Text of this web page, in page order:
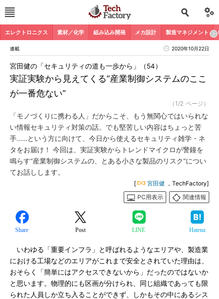
エレクトロニクス 素材／化学 組み込み開発 メカ設計 製造マネジメント
連載 2020年10月22日
実証実験から見えてくる“産業制御システムのここ
が一番危ない”
宮田健の「セキュリティの道も一歩から」（54）
（1/2 ページ）
「モノづくりに携わる人」だからこそ、もう無関心ではいられな
い情報セキュリティ対策の話。でも堅苦しい内容はちょっと苦
手……という方に向けて、今日から使えるセキュリティ雑学・ネ
タをお届け！ 今回は、実証実験からトレンドマイクロが警鐘を
鳴らす“産業制御システムの、とある小さな製品のリスク”につい
てお話しします。
[ 宮田健 ，TechFactory]
PC用表示
関連情報
Share Post LINE Hatena
いわゆる「重要インフラ」と呼ばれるようなエリアや、製造業
における工場などのエリアがこれまで安全とされていた理由は、
おそらく「簡単にはアクセスできないから」だったのではないか
と思います。物理的にも区画が分けられ、同じ組織であっても限
られた人員しか立ち入ることができず、しかもその中にあるシス